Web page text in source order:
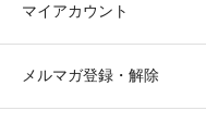
マイアカウント
メルマガ登録・解除